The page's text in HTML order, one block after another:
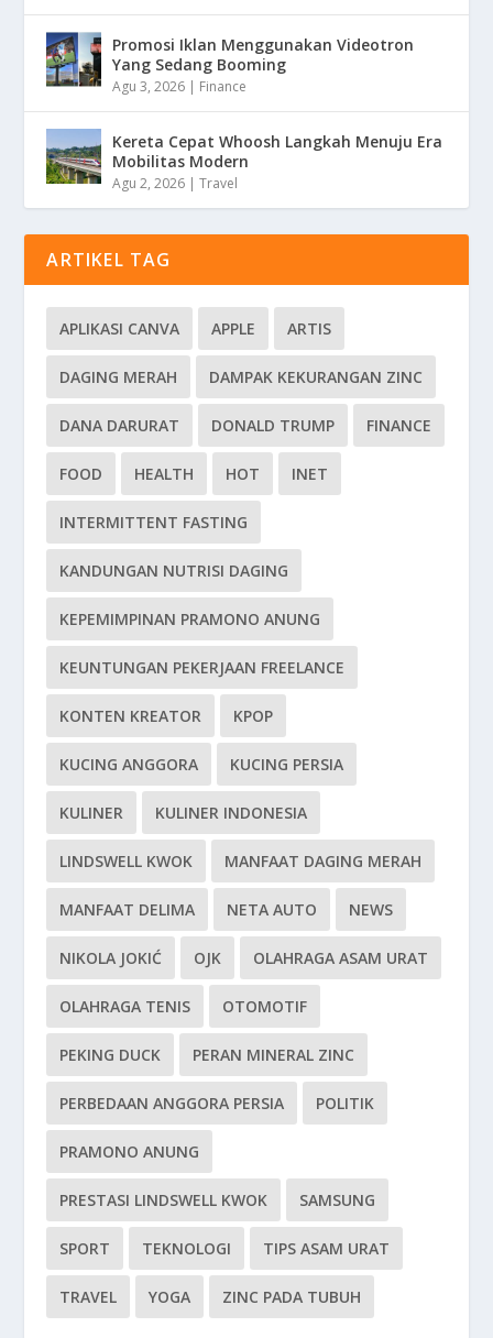
Promosi Iklan Menggunakan Videotron
Yang Sedang Booming
Agu 3, 2026 | Finance
Kereta Cepat Whoosh Langkah Menuju Era
Mobilitas Modern
Agu 2, 2026 |Travel
ARTIKEL TAG
APLIKASI CANVA APPLE ARTIS
DAGING MERAH DAMPAK KEKURANGAN ZINC
DANA DARURAT DONALD TRUMP FINANCE
FOOD HEALTH HOT INET
INTERMITTENT FASTING
KANDUNGAN NUTRISI DAGING
KEPEMIMPINAN PRAMONO ANUNG
KEUNTUNGAN PEKERJAAN FREELANCE
KONTEN KREATOR KPOP
KUCING ANGGORA KUCING PERSIA
KULINER KULINER INDONESIA
LINDSWELL KWOK MANFAAT DAGING MERAH
MANFAAT DELIMA NETA AUTO NEWS
NIKOLA JOKIĆ OJK OLAHRAGA ASAM URAT
OLAHRAGA TENIS OTOMOTIF
PEKING DUCK PERAN MINERAL ZINC
PERBEDAAN ANGGORA PERSIA POLITIK
PRAMONO ANUNG
PRESTASI LINDSWELL KWOK SAMSUNG
SPORT TEKNOLOGI TIPS ASAM URAT
TRAVEL YOGA ZINC PADA TUBUH